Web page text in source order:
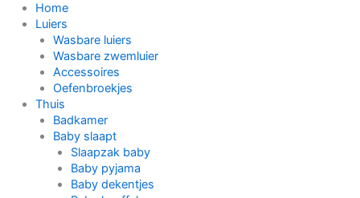
Home
Luiers
Wasbare luiers
Wasbare zwemluier
Accessoires
Oefenbroekjes
Thuis
Badkamer
Baby slaapt
Slaapzak baby
Baby pyjama
Baby dekentjes
productpagina
productpagina